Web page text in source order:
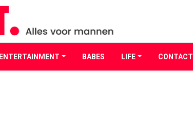
ENTERTAINMENT BABES LIFE CONTACT